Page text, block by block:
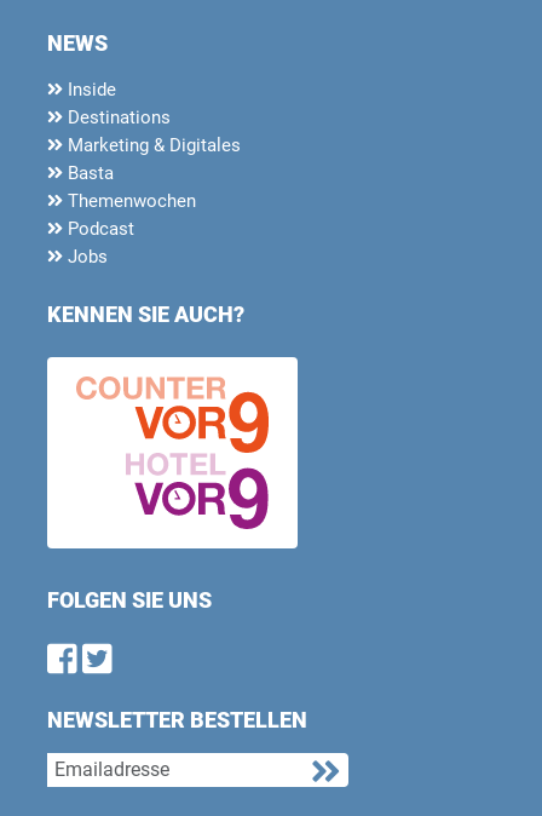
NEWS
Inside
Destinations
Marketing & Digitales
Basta
Themenwochen
Podcast
Jobs
KENNEN SIE AUCH?
FOLGEN SIE UNS
Find us on Facebook
Follow us on Twitter
NEWSLETTER BESTELLEN